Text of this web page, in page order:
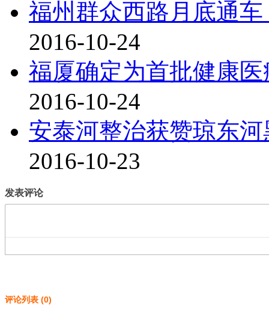
福州群众西路月底通
2016-10-24
福厦确定为首批健康
2016-10-24
安泰河整治获赞琼东
2016-10-23
发表评论
评论列表 (0)